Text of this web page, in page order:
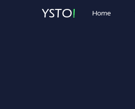
YSTO! Home